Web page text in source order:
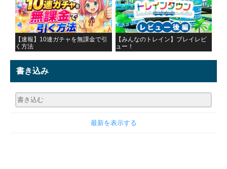
【速報】10連ガチャを無課金で引
く方法
【みんなのトレイン】プレイレビ
ュー！
書き込み
最新を表示する